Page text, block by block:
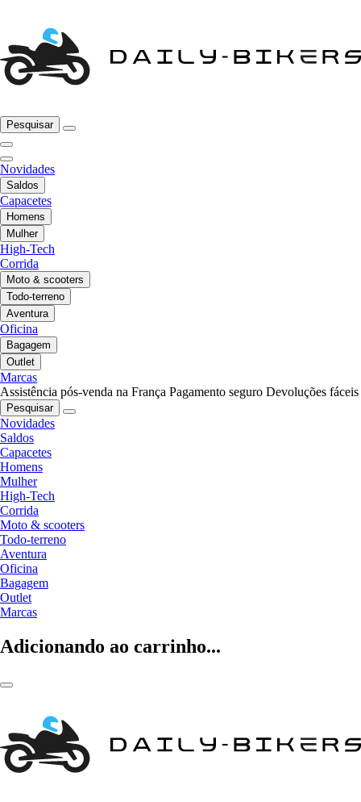
Pesquisar
Novidades
Saldos
Capacetes
Homens
Mulher
High-Tech
Corrida
Moto & scooters
Todo-terreno
Aventura
Oficina
Bagagem
Outlet
Marcas
Assistência pós-venda na França Pagamento seguro Devoluções fáceis
Pesquisar
Novidades
Saldos
Capacetes
Homens
Mulher
High-Tech
Corrida
Moto & scooters
Todo-terreno
Aventura
Oficina
Bagagem
Outlet
Marcas
Adicionando ao carrinho...